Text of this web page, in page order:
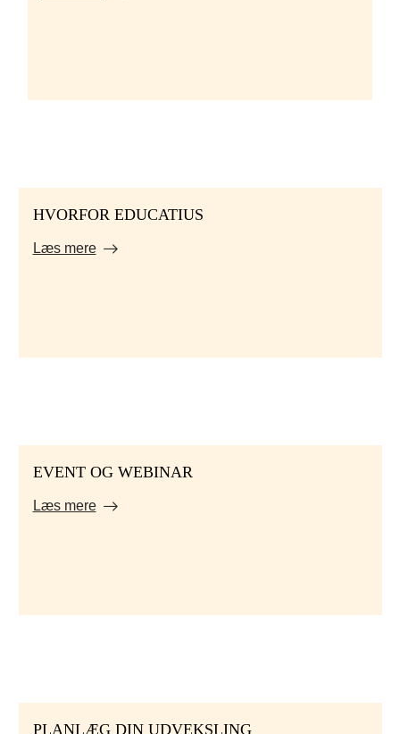
HVORFOR EDUCATIUS
Læs mere
EVENT OG WEBINAR
Læs mere
PLANLÆG DIN UDVEKSLING